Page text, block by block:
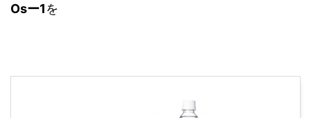
Osー1を